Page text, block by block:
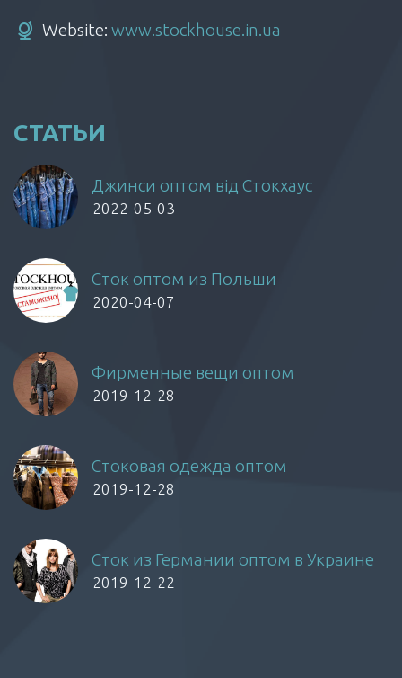
Website: www.stockhouse.in.ua
СТАТЬИ
Джинси оптом від Стокхаус
2022-05-03
Сток оптом из Польши
2020-04-07
Фирменные вещи оптом
2019-12-28
Стоковая одежда оптом
2019-12-28
Сток из Германии оптом в Украине
2019-12-22